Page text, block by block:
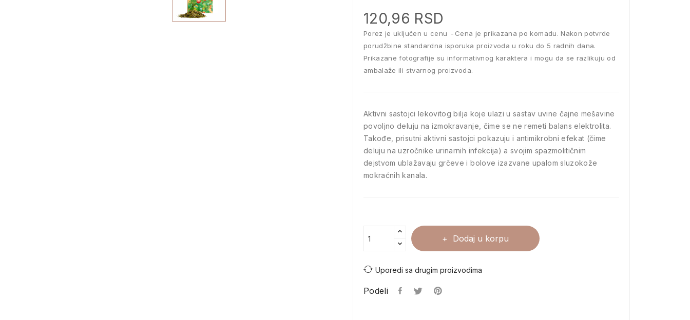
120,96 RSD
Porez je uključen u cenu
Cena je prikazana po komadu. Nakon potvrde
porudžbine standardna isporuka proizvoda u roku do 5 radnih dana.
Prikazane fotografije su informativnog karaktera i mogu da se razlikuju od
ambalaže ili stvarnog proizvoda.
Aktivni sastojci lekovitog bilja koje ulazi u sastav uvine čajne mešavine
povoljno deluju na izmokravanje, čime se ne remeti balans elektrolita.
Takođe, prisutni aktivni sastojci pokazuju i antimikrobni efekat (čime
deluju na uzročnike urinarnih infekcija) a svojim spazmolitičnim
dejstvom ublažavaju grčeve i bolove izazvane upalom sluzokože
mokraćnih kanala.
Dodaj u korpu
Uporedi sa drugim proizvodima
Podeli